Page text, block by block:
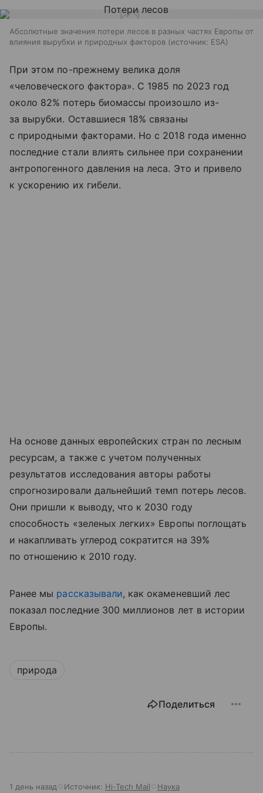
Абсолютные значения потери лесов в разных частях Европы от
влияния вырубки и природных факторов
источник: ESA
При этом по-прежнему велика доля
«человеческого фактора». С 1985 по 2023 год
около 82% потерь биомассы произошло из-
за вырубки. Оставшиеся 18% связаны
с природными факторами. Но с 2018 года именно
последние стали влиять сильнее при сохранении
антропогенного давления на леса. Это и привело
к ускорению их гибели.
На основе данных европейских стран по лесным
ресурсам, а также с учетом полученных
результатов исследования авторы работы
спрогнозировали дальнейший темп потерь лесов.
Они пришли к выводу, что к 2030 году
способность «зеленых легких» Европы поглощать
и накапливать углерод сократится на 39%
по отношению к 2010 году.
Ранее мы рассказывали, как окаменевший лес
показал последние 300 миллионов лет в истории
Европы.
природа
Поделиться
1 день назад Источник: Hi-Tech Mail Наука